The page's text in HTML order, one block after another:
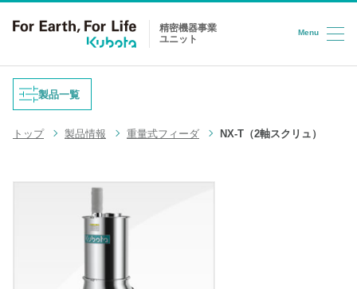
コンテンツへスキップ
精密機器事業
ユニット
Menu
製品一覧
重量式フィーダ
台はかり
LPG充填システム
トップ 製品情報 重量式フィーダ NX-T（2軸スクリュ）